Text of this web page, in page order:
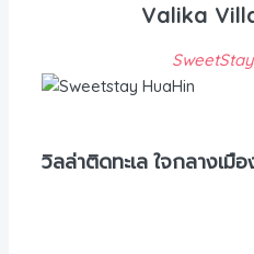
Valika
วิลล่าติดทะเล ใจกลางเมื